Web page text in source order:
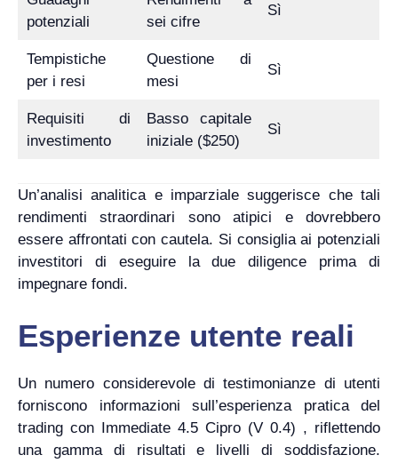
potenziali
sei cifre
Sì
Tempistiche
per i resi
Questione di
mesi
Sì
Requisiti di
investimento
Basso capitale
iniziale ($250)
Sì
Un’analisi analitica e imparziale suggerisce che tali
rendimenti straordinari sono atipici e dovrebbero
essere affrontati con cautela. Si consiglia ai potenziali
investitori di eseguire la due diligence prima di
impegnare fondi.
Esperienze utente reali
Un numero considerevole di testimonianze di utenti
forniscono informazioni sull’esperienza pratica del
trading con Immediate 4.5 Cipro (V 0.4) , riflettendo
una gamma di risultati e livelli di soddisfazione.